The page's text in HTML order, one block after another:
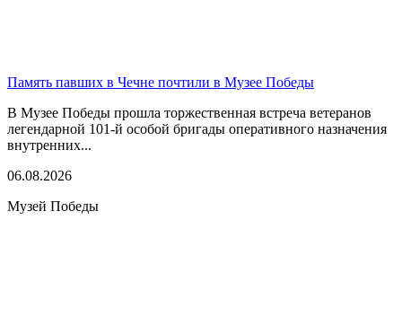
Память павших в Чечне почтили в Музее Победы
В Музее Победы прошла торжественная встреча ветеранов
легендарной 101-й особой бригады оперативного назначения
внутренних...
06.08.2026
Музей Победы